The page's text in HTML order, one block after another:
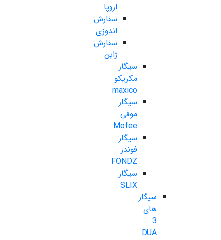
اروپا
سفارش
اندوزی
سفارش
ژاپن
سیگار
مکزیکو
maxico
سیگار
موفی
Mofee
سیگار
فوندز
FONDZ
سیگار
SLIX
سیگار
های
3
DUA